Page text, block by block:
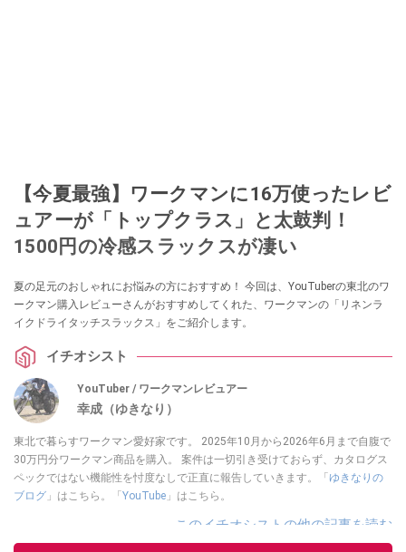
【今夏最強】ワークマンに16万使ったレビ
ュアーが「トップクラス」と太鼓判！
1500円の冷感スラックスが凄い
夏の足元のおしゃれにお悩みの方におすすめ！ 今回は、YouTuberの東北のワ
ークマン購入レビューさんがおすすめしてくれた、ワークマンの「リネンラ
イクドライタッチスラックス」をご紹介します。
イチオシスト
YouTuber / ワークマンレビュアー
幸成（ゆきなり）
東北で暮らすワークマン愛好家です。 2025年10月から2026年6月まで自腹で
30万円分ワークマン商品を購入。 案件は一切引き受けておらず、カタログス
ペックではない機能性を忖度なしで正直に報告していきます。「ゆきなりの
ブログ 」はこちら。「YouTube 」はこちら。
このイチオシストの他の記事を読む